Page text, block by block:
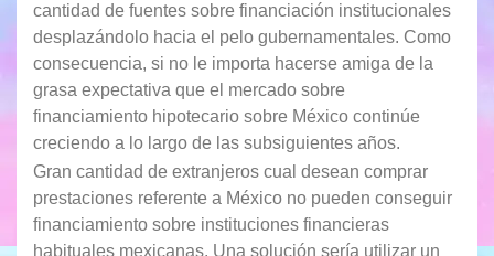
cantidad de fuentes sobre financiación institucionales
desplazándolo hacia el pelo gubernamentales. Como
consecuencia, si no le importa hacerse amiga de la
grasa expectativa que el mercado sobre
financiamiento hipotecario sobre México continúe
creciendo a lo largo de las subsiguientes años.
Gran cantidad de extranjeros cual desean comprar
prestaciones referente a México no pueden conseguir
financiamiento sobre instituciones financieras
habituales mexicanas. Una solución serí­a utilizar un